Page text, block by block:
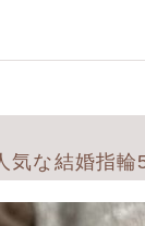
気な結婚指輪